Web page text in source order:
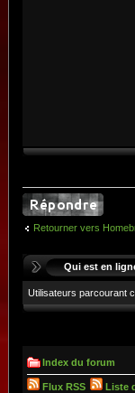
Retourner vers
Qui est en
Utilisateurs parcourant
Index du forum
Flux RSS Liste